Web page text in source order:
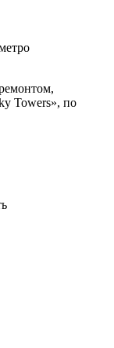
Towers», по